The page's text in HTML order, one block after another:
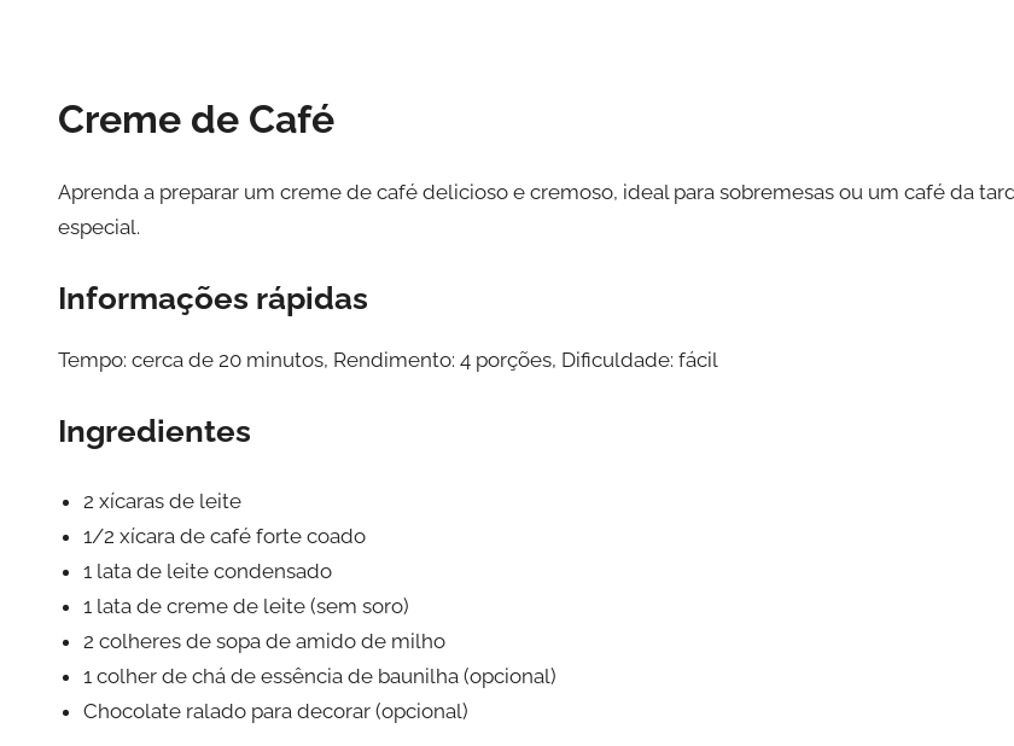
Creme de Café
Aprenda a preparar um creme de café delicioso e cremoso, ideal para sobremesas ou um café da
especial.
Informações rápidas
Tempo: cerca de 20 minutos, Rendimento: 4 porções, Dificuldade: fácil
Ingredientes
2 xícaras de leite
1/2 xícara de café forte coado
1 lata de leite condensado
1 lata de creme de leite (sem soro)
2 colheres de sopa de amido de milho
1 colher de chá de essência de baunilha (opcional)
Chocolate ralado para decorar (opcional)